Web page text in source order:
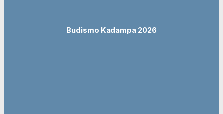
Budismo Kadampa 2026